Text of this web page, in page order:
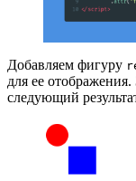
Добавляем фигуру
для ее
следующий